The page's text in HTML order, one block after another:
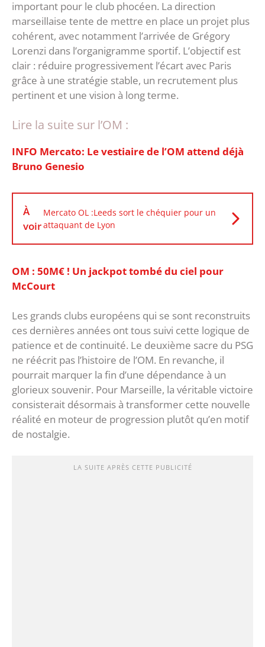
important pour le club phocéen. La direction
marseillaise tente de mettre en place un projet plus
cohérent, avec notamment l’arrivée de Grégory
Lorenzi dans l’organigramme sportif. ‎L’objectif est
clair : réduire progressivement l’écart avec Paris
grâce à une stratégie stable, un recrutement plus
pertinent et une vision à long terme.
Lire la suite sur l’OM :
INFO Mercato: Le vestiaire de l’OM attend déjà
Bruno Genesio
À
voir
Mercato OL :Leeds sort le chéquier pour un
attaquant de Lyon
OM : 50M€ ! Un jackpot tombé du ciel pour
McCourt
Les grands clubs européens qui se sont reconstruits
ces dernières années ont tous suivi cette logique de
patience et de continuité. ‎Le deuxième sacre du PSG
ne réécrit pas l’histoire de l’OM. En revanche, il
pourrait marquer la fin d’une dépendance à un
glorieux souvenir. Pour Marseille, la véritable victoire
consisterait désormais à transformer cette nouvelle
réalité en moteur de progression plutôt qu’en motif
de nostalgie.
LA SUITE APRÈS CETTE PUBLICITÉ